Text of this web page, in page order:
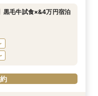
黒毛牛試食×&4万円宿泊